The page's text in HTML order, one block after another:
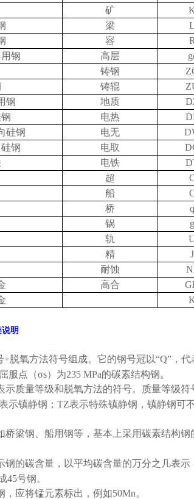
矿
梁 L
容 R
钢
高层
铸钢
铸辊
钢
地质
电热
硅钢
电无
钢
电取
电铁
超
船
桥 q
锅 g
轨
精 J
耐蚀
高合
明
+脱氧方法符号组成。它的钢号冠以“Q” ，
服点（σs）为235 MPa的碳素结构钢。
示质量等级和脱氧方法的符号。质量等级符
示镇静钢；TZ表示特殊镇静钢，镇静钢可
桥梁钢、船用钢等，基本上采用碳素结构钢
钢的碳含量，以平均碳含量的万分之几表示
45号钢。
，应将锰元素标出，例如50Mn。